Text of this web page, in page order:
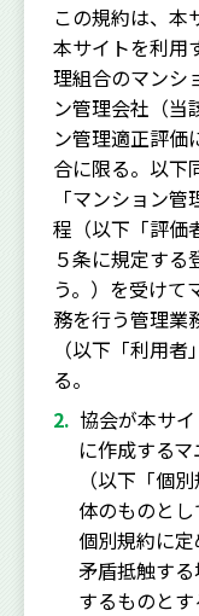
この規約は、本
本サイトを利用
理組合のマンシ
ン管理会社（当
ン管理適正評価
合に限る。以下
「マンション
程（以下「評価
５条に規定する
う。）を受けて
務を行う管理業
（以下「利用
る。
協会が本サ
に作成する
（以下「個
体のものとし
個別規約に
矛盾抵触す
するものとす